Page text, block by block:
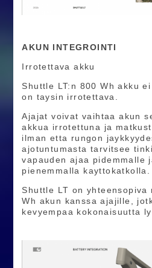
AKUN INTEGROINTI
Irrotettava akku
Shuttle LT:n 800 Wh akku
on taysin irrotettava.
Ajajat voivat vaihtaa akun
akkua irrotettuna ja
ilman etta rungon
ajotuntumasta tarvitsee
vapauden ajaa pidemmalle
pienemmalla kayttokatkolla.
Shuttle LT on yhteensopiva
Wh akun kanssa ajajille,
kevyempaa kokonaisuutta